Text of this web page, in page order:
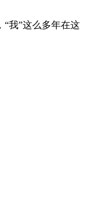
“我”这么多年在这